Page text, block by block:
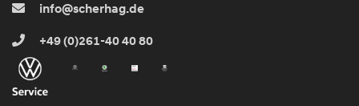
info@scherhag.de
+49 (0)261-40 40 80